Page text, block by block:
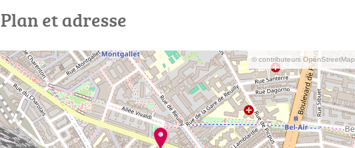
Plan et adresse
© contributeurs OpenStreetMap